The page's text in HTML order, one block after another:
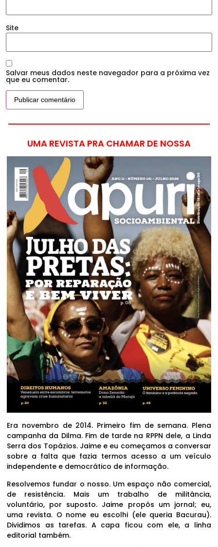
Site
Salvar meus dados neste navegador para a próxima vez
que eu comentar.
UMA REVISTA PRA CHAMAR DE NOSSA
Era novembro de 2014. Primeiro fim de semana. Plena
campanha da Dilma. Fim de tarde na RPPN dele, a Linda
Serra dos Topázios. Jaime e eu começamos a conversar
sobre a falta que fazia termos acesso a um veículo
independente e democrático de informação.
Resolvemos fundar o nosso. Um espaço não comercial,
de resistência. Mais um trabalho de militância,
voluntário, por suposto. Jaime propôs um jornal; eu,
uma revista. O nome eu escolhi (ele queria Bacurau).
Dividimos as tarefas. A capa ficou com ele, a linha
editorial também.